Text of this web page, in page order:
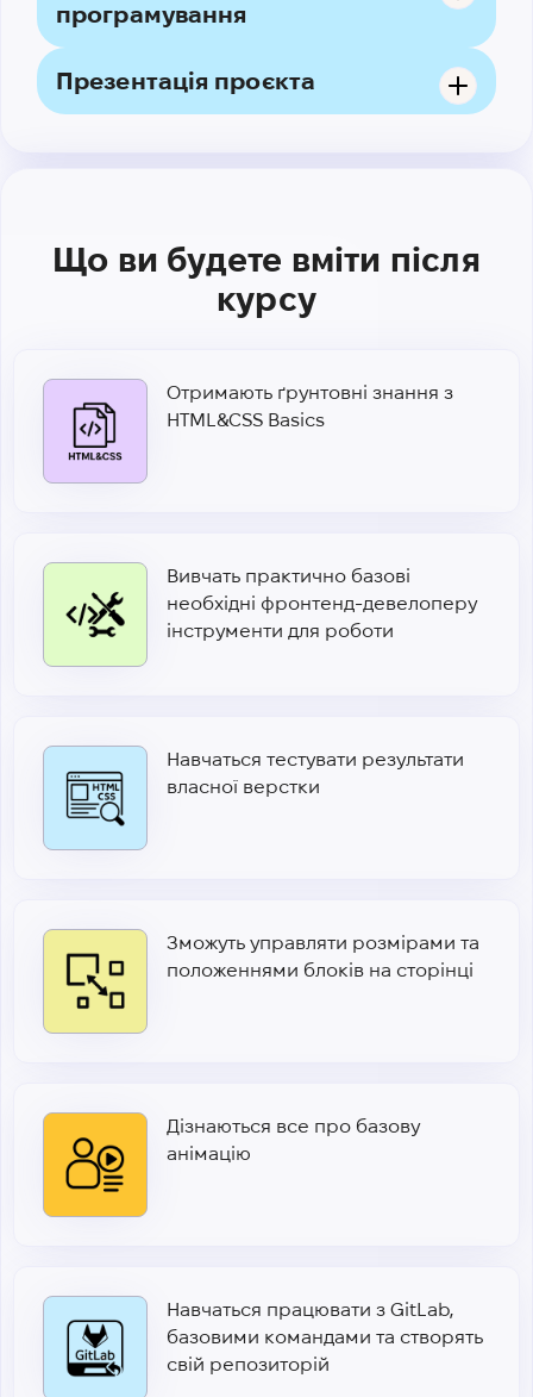
програмування
Презентація проєкта
Що ви будете вміти після
курсу
Отримають ґрунтовні знання з
HTML&CSS Basics
Вивчать практично базові
необхідні фронтенд-девелоперу
інструменти для роботи
Навчаться тестувати результати
власної верстки
Зможуть управляти розмірами та
положеннями блоків на сторінці
Дізнаються все про базову
анімацію
Навчаться працювати з GitLab,
базовими командами та створять
свій репозиторій